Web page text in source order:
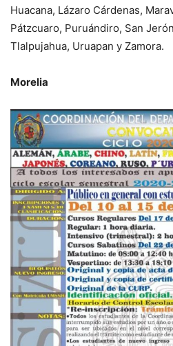
Huacana, Lázaro Cárdenas,
Pátzcuaro, Puruándiro, San
Tlalpujahua, Uruapan y Zamora.
Morelia